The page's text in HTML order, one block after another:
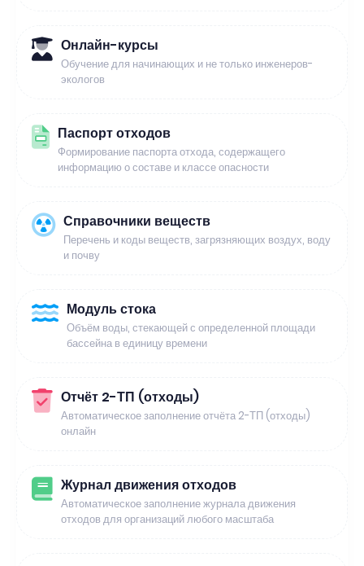
Онлайн-курсы
Обучение для начинающих и не только инженеров-
экологов
Паспорт отходов
Формирование паспорта отхода, содержащего
информацию о составе и классе опасности
Справочники веществ
Перечень и коды веществ, загрязняющих воздух, воду
и почву
Модуль стока
Объём воды, стекающей с определенной площади
бассейна в единицу времени
Отчёт 2-ТП (отходы)
Автоматическое заполнение отчёта 2-ТП (отходы)
онлайн
Журнал движения отходов
Автоматическое заполнение журнала движения
отходов для организаций любого масштаба